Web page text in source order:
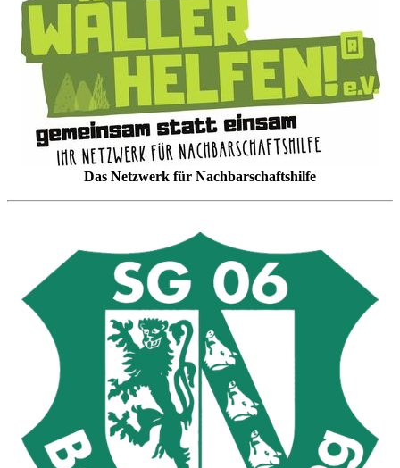
Das Netzwerk für Nachbarschaftshilfe